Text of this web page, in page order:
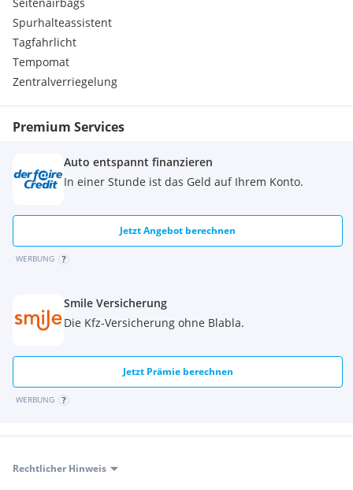
MULTI-SENSE mit Ambientebeleuchtung zur individuellen
Einstellung der Fahrzeugcharakteristik
Querverkehrswarner
360° Einparkhilfe mit Easy-Park-Assistent
Digitales 7'' Tachodisplay
Kopfstützen hinten auf allen Plätzen höhenverstellbar
R.S. LINE Emblem an Kotflügel vorn, Heckklappe und auf
Trittplatte
R.S. LINE Schalthebel
Rücksitzbank asymmetrisch (1/3 zu 2/3) umklappbar mit
klappbarer Armlehne mit 2 Getränkehaltern
Spezifische Front- und Heckschürze R.S. LINE
Warnton bei nicht angelegtem Sicherheitsgurt
Spurhalteassistent
Tagfahrlicht
Tempomat
Zentralverriegelung
Premium Services
Auto entspannt finanzieren
In einer Stunde ist das Geld auf Ihrem Konto.
Jetzt Angebot berechnen
WERBUNG
Smile Versicherung
Die Kfz-Versicherung ohne Blabla.
Jetzt Prämie berechnen
WERBUNG
Rechtlicher Hinweis